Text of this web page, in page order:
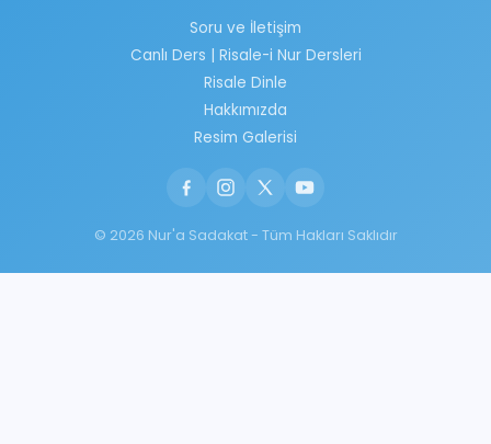
Soru ve İletişim
Canlı Ders | Risale-i Nur Dersleri
Risale Dinle
Hakkımızda
Resim Galerisi
© 2026 Nur'a Sadakat - Tüm Hakları Saklıdır